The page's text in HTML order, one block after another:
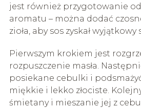
jest również przygotowanie
aromatu – można dodać
zioła, aby sos zyskał wyjątkowy
Pierwszym krokiem jest
rozpuszczenie masła.
posiekane cebulki i
miękkie i lekko złociste.
śmietany i mieszanie jej z